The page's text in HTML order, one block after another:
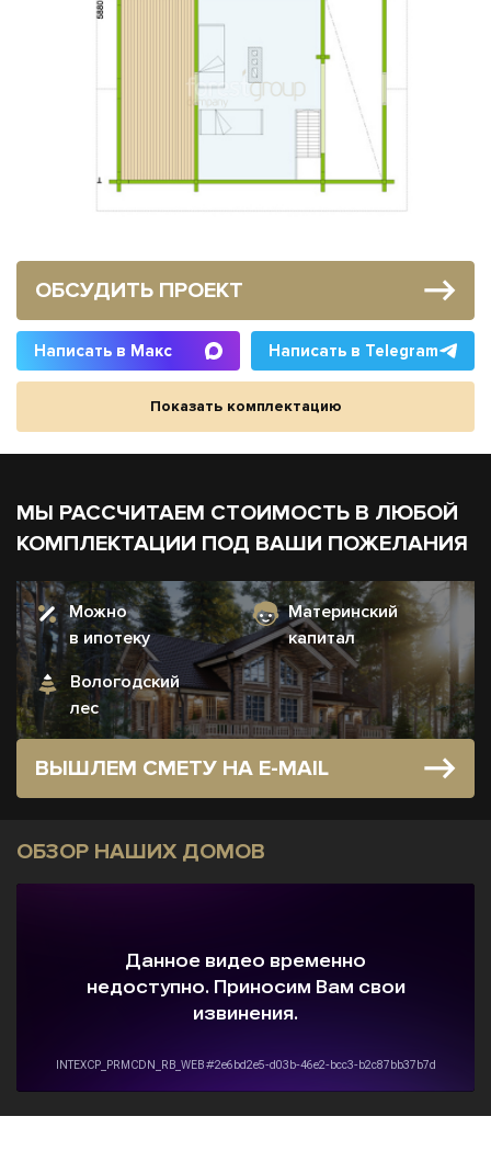
ОБСУДИТЬ ПРОЕКТ
Написать в Макс Написать в Telegram
Показать комплектацию
МЫ РАССЧИТАЕМ СТОИМОСТЬ В ЛЮБОЙ
КОМПЛЕКТАЦИИ ПОД ВАШИ ПОЖЕЛАНИЯ
Можно
в ипотеку
Материнский
капитал
Вологодский
лес
ВЫШЛЕМ СМЕТУ НА E-MAIL
ОБЗОР НАШИХ ДОМОВ